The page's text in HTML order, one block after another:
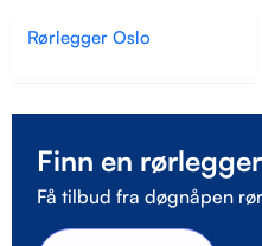
Rørlegger Oslo
Finn en rørlegger
Få tilbud fra døgnåpen